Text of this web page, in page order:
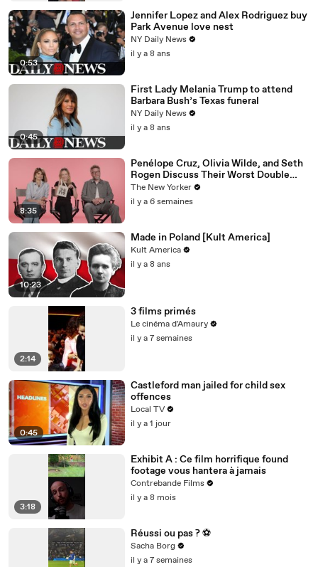
0:53
Jennifer Lopez and Alex Rodriguez buy
Park Avenue love nest
NY Daily News
il y a 8 ans
0:45
First Lady Melania Trump to attend
Barbara Bush’s Texas funeral
NY Daily News
il y a 8 ans
8:35
Penélope Cruz, Olivia Wilde, and Seth
Rogen Discuss Their Worst Double
Dates | The Mini Interview
The New Yorker
il y a 6 semaines
10:23
Made in Poland [Kult America]
Kult America
il y a 8 ans
2:14
3 films primés
Le cinéma d'Amaury
il y a 7 semaines
0:45
Castleford man jailed for child sex
offences
Local TV
il y a 1 jour
3:18
Exhibit A : Ce film horrifique found
footage vous hantera à jamais
Contrebande Films
il y a 8 mois
Réussi ou pas ? ⚽️
Sacha Borg
il y a 7 semaines